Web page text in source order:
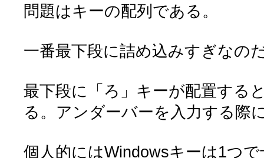
問題はキーの配列である。
一番最下段に詰め込みすぎなの
最下段に「ろ」キーが配置する
る。アンダーバーを入力する際
個人的にはWindowsキーは1つ